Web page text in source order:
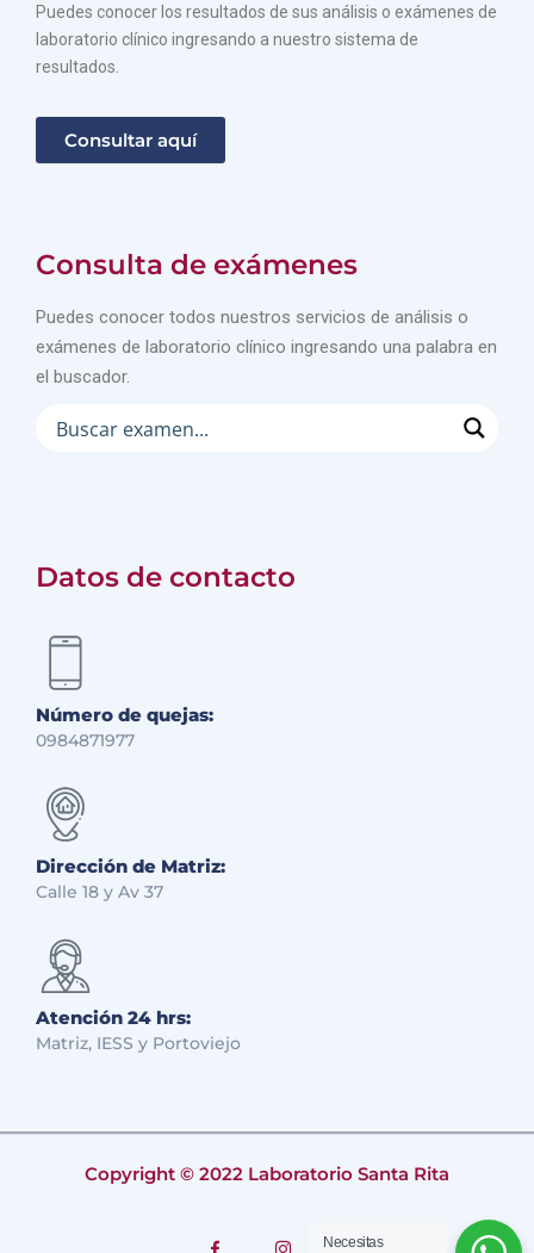
Puedes conocer los resultados de sus análisis o exámenes de
laboratorio clínico ingresando a nuestro sistema de
resultados.
Consultar aquí
Consulta de exámenes
Puedes conocer todos nuestros servicios de análisis o
exámenes de laboratorio clínico ingresando una palabra en
el buscador.
Datos de contacto
Número de quejas:
0984871977
Dirección de Matriz:
Calle 18 y Av 37
Atención 24 hrs:
Matriz, IESS y Portoviejo
Copyright © 2022 Laboratorio Santa Rita
Necesitas